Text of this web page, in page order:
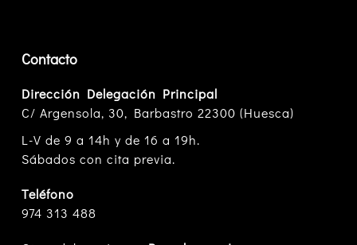
Contacto
Dirección Delegación Principal
C/ Argensola, 30, Barbastro 22300 (Huesca)
L-V de 9 a 14h y de 16 a 19h.
Sábados con cita previa.
Teléfono
974 313 488